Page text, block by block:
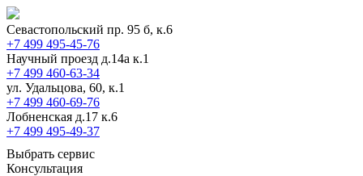
Севастопольский пр. 95 б, к.6
+7 499 495-45-76
Научный проезд д.14а к.1
+7 499 460-63-34
ул. Удальцова, 60, к.1
+7 499 460-69-76
Лобненская д.17 к.6
+7 499 495-49-37
Выбрать сервис
Консультация